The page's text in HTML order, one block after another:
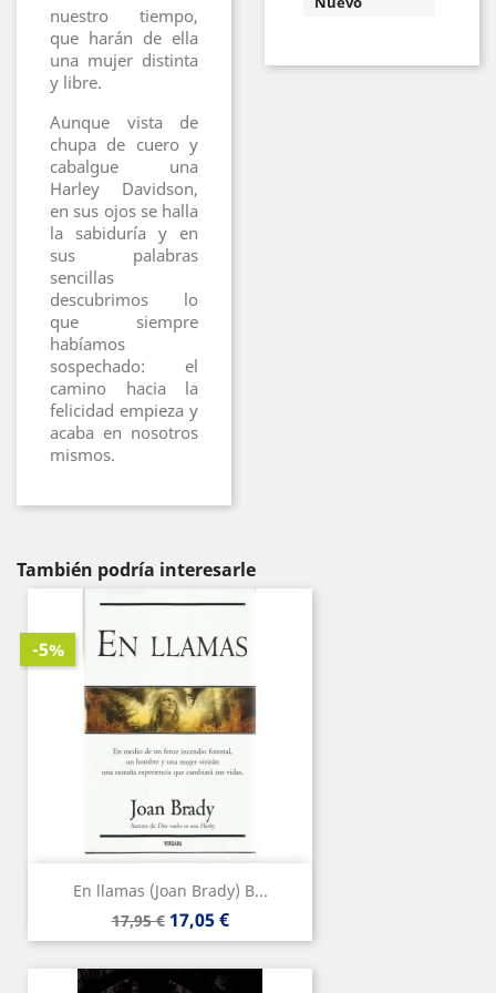
nuestro tiempo,
que harán de ella
una mujer distinta
y libre.
Aunque vista de
chupa de cuero y
cabalgue una
Harley Davidson,
en sus ojos se halla
la sabiduría y en
sus palabras
sencillas
descubrimos lo
que siempre
habíamos
sospechado: el
camino hacia la
felicidad empieza y
acaba en nosotros
mismos.
También podría interesarle
En llamas (Joan Brady) B...
Precio
base
17,95 €
-5%
Precio
17,05 €